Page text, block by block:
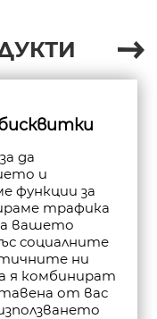
да
и
функции за
трафика
вашето
социалните
ни
я комбинират
от вас